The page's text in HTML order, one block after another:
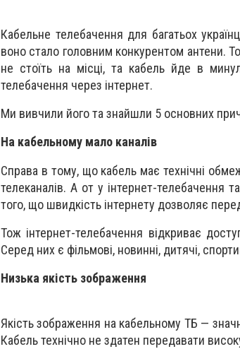
Кабельне телебачення для багатьох
воно стало головним конкурентом антени.
не стоїть на місці, та кабель йде в
телебачення через інтернет.
Ми вивчили його та знайшли 5 основних
На кабельному мало каналів
Справа в тому, що кабель має технічні
телеканалів. А от у інтернет-телебачення
того, що швидкість інтернету дозволяє
Тож інтернет-телебачення відкриває
Серед них є фільмові, новинні, дитячі,
Низька якість зображення
Якість зображення на кабельному ТБ —
Кабель технічно не здатен передавати